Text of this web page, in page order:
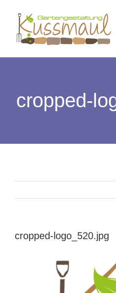
Inhalt
springen
cropped-
cropped-logo_520.jpg